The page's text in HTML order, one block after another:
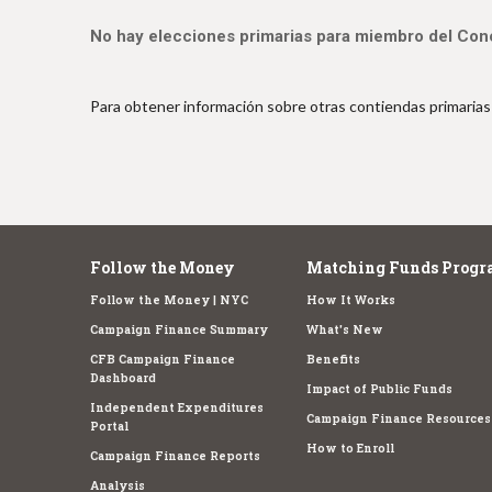
No hay elecciones primarias para miembro del
Para obtener información sobre otras contiendas
Follow the Money
Follow the Money | NYC
Campaign Finance Summary
CFB Campaign Finance
Dashboard
Independent Expenditures
Portal
Campaign Finance Reports
Analysis
Matching Funds
How It Works
What's New
Benefits
Impact of Public Funds
Campaign Finance Resources
How to Enroll